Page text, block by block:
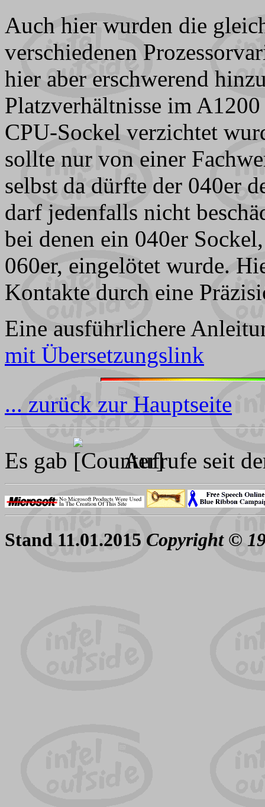
Auch hier wurden die
verschiedenen
hier aber erschwerend
Platzverhältnisse im
CPU-Sockel verzichtet
sollte nur von einer
selbst da dürfte der 040er
darf jedenfalls nicht
bei denen ein 040er
060er, eingelötet wurde.
Kontakte durch eine
Eine ausführlichere
mit Übersetzungslink
... zurück zur Hauptseite
Es gab Aufrufe seit
Stand 11.01.2015 Copyright ©